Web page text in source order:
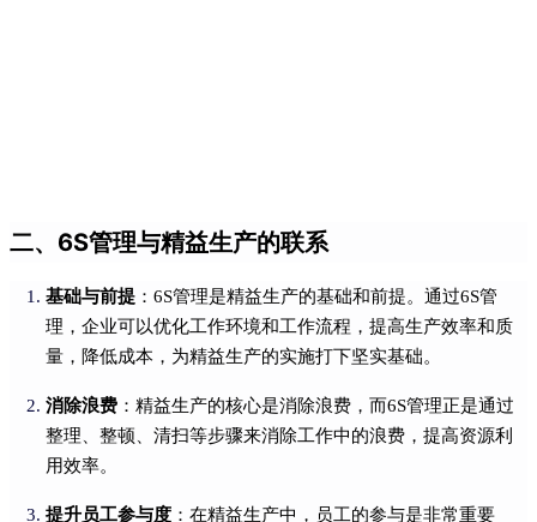
二、6S管理与精益生产的联系
基础与前提 ：6S管理是精益生产的基础和前提。通过6S管
理，企业可以优化工作环境和工作流程，提高生产效率和质
量，降低成本，为精益生产的实施打下坚实基础。
消除浪费 ：精益生产的核心是消除浪费，而6S管理正是通过
整理、整顿、清扫等步骤来消除工作中的浪费，提高资源利
用效率。
提升员工参与度 ：在精益生产中，员工的参与是非常重要